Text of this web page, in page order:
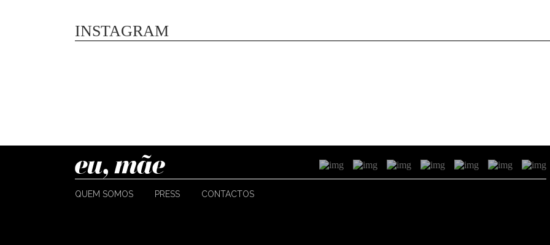
INSTAGRAM
QUEM SOMOS PRESS CONTACTOS